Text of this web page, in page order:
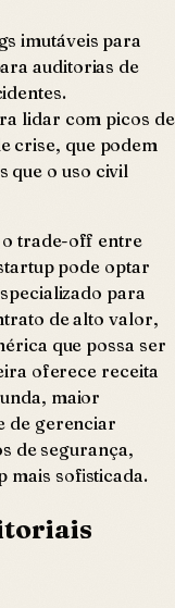
imutáveis para
auditorias de
lidar com picos de
crise, que podem
que o uso civil
o trade-off entre
pode optar
para
de alto valor,
que possa ser
oferece receita
maior
de gerenciar
de segurança,
mais sofisticada.